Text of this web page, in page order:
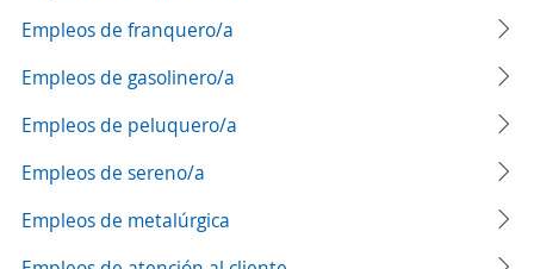
Empleos de franquero/a
Empleos de gasolinero/a
Empleos de peluquero/a
Empleos de sereno/a
Empleos de metalúrgica